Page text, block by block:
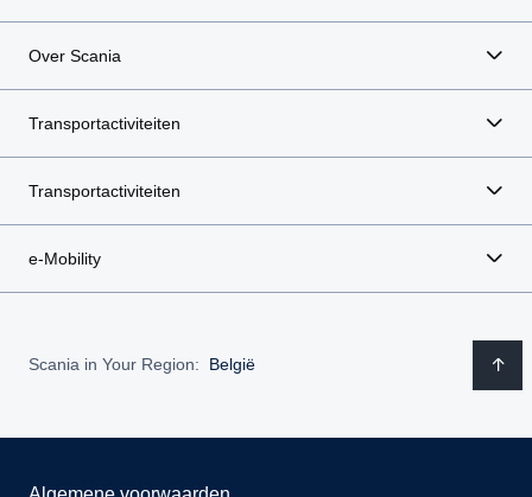
Over Scania
Transportactiviteiten
Transportactiviteiten
e-Mobility
Scania in Your Region: België